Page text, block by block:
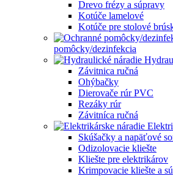
Drevo frézy a súpravy
Kotúče lamelové
Kotúče pre stolové
pomôcky/dezinfekcia
Závitnica ručná
Ohýbačky
Dierovače rúr PVC
Rezáky rúr
Závitníca ručná
Skúšačky a napäťové
Odizolovacie kliešte
Kliešte pre elektrikárov
Krimpovacie kliešte a